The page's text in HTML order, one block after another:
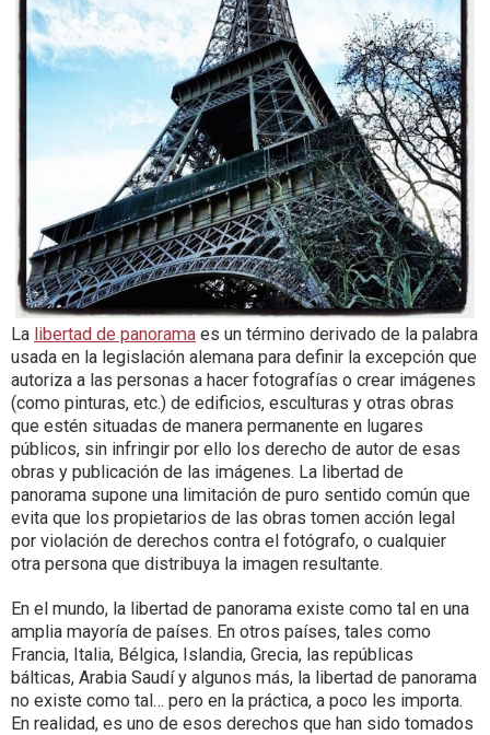
La libertad de panorama es un término derivado de la palabra
usada en la legislación alemana para definir la excepción que
autoriza a las personas a hacer fotografías o crear imágenes
(como pinturas, etc.) de edificios, esculturas y otras obras
que estén situadas de manera permanente en lugares
públicos, sin infringir por ello los derecho de autor de esas
obras y publicación de las imágenes. La libertad de
panorama supone una limitación de puro sentido común que
evita que los propietarios de las obras tomen acción legal
por violación de derechos contra el fotógrafo, o cualquier
otra persona que distribuya la imagen resultante.
En el mundo, la libertad de panorama existe como tal en una
amplia mayoría de países. En otros países, tales como
Francia, Italia, Bélgica, Islandia, Grecia, las repúblicas
bálticas, Arabia Saudí y algunos más, la libertad de panorama
no existe como tal… pero en la práctica, a poco les importa.
En realidad, es uno de esos derechos que han sido tomados